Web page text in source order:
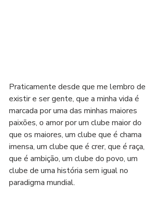
Praticamente desde que me lembro de
existir e ser gente, que a minha vida é
marcada por uma das minhas maiores
paixões, o amor por um clube maior do
que os maiores, um clube que é chama
imensa, um clube que é crer, que é raça,
que é ambição, um clube do povo, um
clube de uma história sem igual no
paradigma mundial.